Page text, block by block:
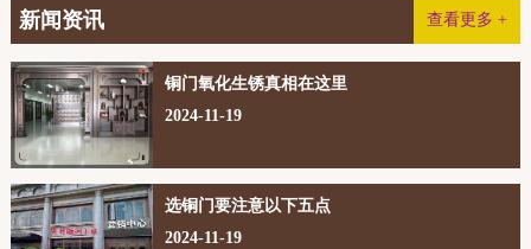
查看更多 +
新闻资讯
铜门氧化生锈真相在这里
2024-11-19
选铜门要注意以下五点
2024-11-19